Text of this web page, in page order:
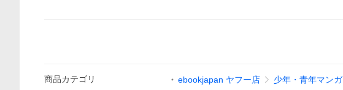
商品カテゴリ ebookjapan ヤフー店 少年・青年マンガ